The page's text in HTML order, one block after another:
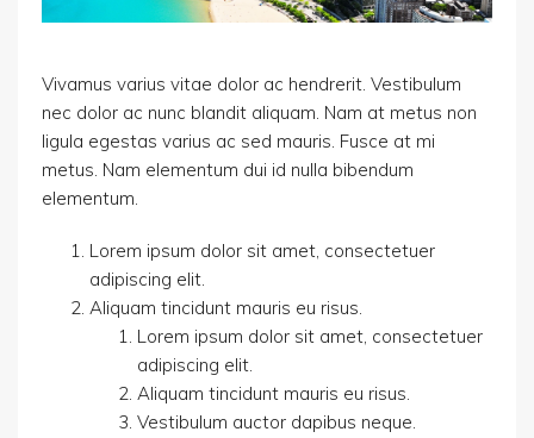
Vivamus varius vitae dolor ac hendrerit. Vestibulum
nec dolor ac nunc blandit aliquam. Nam at metus non
ligula egestas varius ac sed mauris. Fusce at mi
metus. Nam elementum dui id nulla bibendum
elementum.
Lorem ipsum dolor sit amet, consectetuer
adipiscing elit.
Aliquam tincidunt mauris eu risus.
Lorem ipsum dolor sit amet, consectetuer
adipiscing elit.
Aliquam tincidunt mauris eu risus.
Vestibulum auctor dapibus neque.